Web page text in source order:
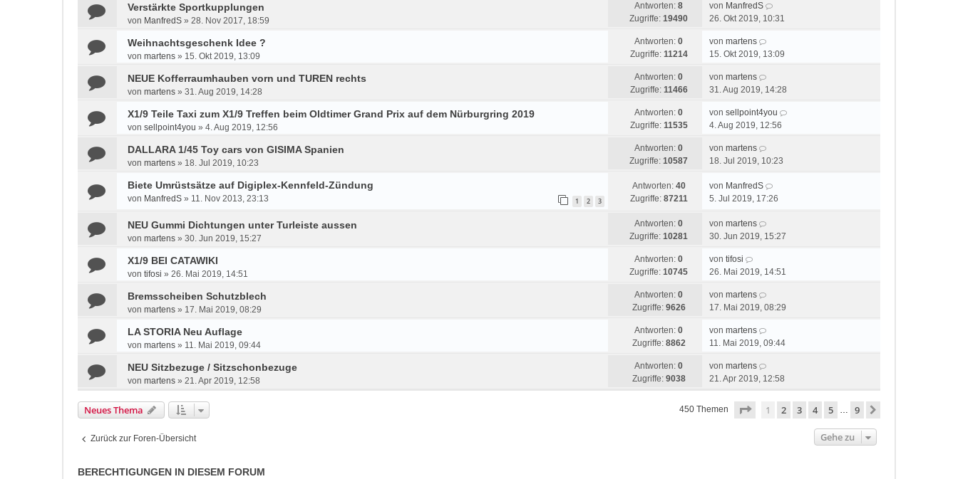
Verstärkte Sportkupplungen
von ManfredS » 28. Nov 2017, 18:59
Antworten: 8
Zugriffe: 19490
von ManfredS
26. Okt 2019, 10:31
Weihnachtsgeschenk Idee ?
von martens » 15. Okt 2019, 13:09
Antworten: 0
Zugriffe: 11214
von martens
15. Okt 2019, 13:09
NEUE Kofferraumhauben vorn und TUREN rechts
von martens » 31. Aug 2019, 14:28
Antworten: 0
Zugriffe: 11466
von martens
31. Aug 2019, 14:28
X1/9 Teile Taxi zum X1/9 Treffen beim Oldtimer Grand Prix auf dem Nürburgring 2019
von sellpoint4you » 4. Aug 2019, 12:56
Antworten: 0
Zugriffe: 11535
von sellpoint4you
4. Aug 2019, 12:56
DALLARA 1/45 Toy cars von GISIMA Spanien
von martens » 18. Jul 2019, 10:23
Antworten: 0
Zugriffe: 10587
von martens
18. Jul 2019, 10:23
Biete Umrüstsätze auf Digiplex-Kennfeld-Zündung
von ManfredS » 11. Nov 2013, 23:13 1 2 3
Antworten: 40
Zugriffe: 87211
von ManfredS
5. Jul 2019, 17:26
NEU Gummi Dichtungen unter Turleiste aussen
von martens » 30. Jun 2019, 15:27
Antworten: 0
Zugriffe: 10281
von martens
30. Jun 2019, 15:27
X1/9 BEI CATAWIKI
von tifosi » 26. Mai 2019, 14:51
Antworten: 0
Zugriffe: 10745
von tifosi
26. Mai 2019, 14:51
Bremsscheiben Schutzblech
von martens » 17. Mai 2019, 08:29
Antworten: 0
Zugriffe: 9626
von martens
17. Mai 2019, 08:29
LA STORIA Neu Auflage
von martens » 11. Mai 2019, 09:44
Antworten: 0
Zugriffe: 8862
von martens
11. Mai 2019, 09:44
NEU Sitzbezuge / Sitzschonbezuge
von martens » 21. Apr 2019, 12:58
Antworten: 0
Zugriffe: 9038
von martens
21. Apr 2019, 12:58
Neues Thema 450 Themen Seite von9
1 2 3 4 5 … 9
Zurück zur Foren-Übersicht Gehe zu
BERECHTIGUNGEN IN DIESEM FORUM